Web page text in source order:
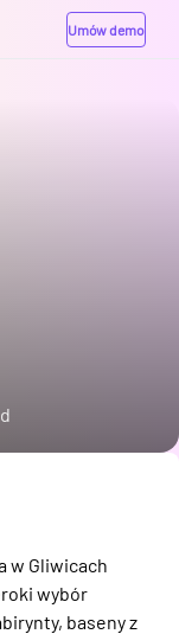
Umów demo
w Gliwicach
wybór
baseny z